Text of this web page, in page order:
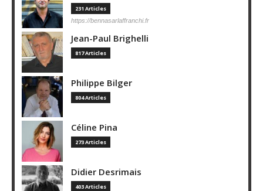
231 Articles
https://bennasarlaffranchi.fr
Jean-Paul Brighelli
817 Articles
Philippe Bilger
804 Articles
Céline Pina
273 Articles
Didier Desrimais
403 Articles